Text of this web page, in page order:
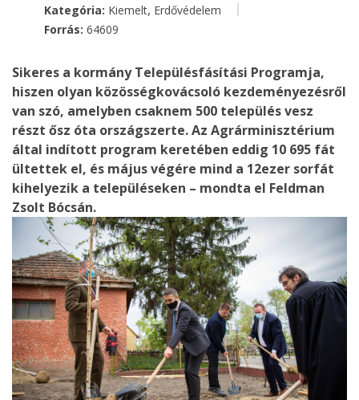
Kategória: Kiemelt, Erdővédelem
Forrás: 64609
Sikeres a kormány Településfásítási Programja,
hiszen olyan közösségkovácsoló kezdeményezésről
van szó, amelyben csaknem 500 település vesz
részt ősz óta országszerte. Az Agrárminisztérium
által indított program keretében eddig 10 695 fát
ültettek el, és május végére mind a 12ezer sorfát
kihelyezik a településeken – mondta el Feldman
Zsolt Bócsán.